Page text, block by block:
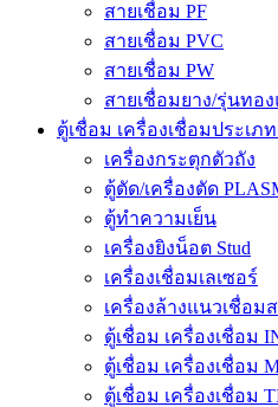
สายเชื่อม PF
สายเชื่อม PVC
สายเชื่อม PW
สายเชื่อมยาง/รุ่นทอง
ตู้เชื่อม เครื่องเชื่อมประเภ
เครื่องกระตุกตัวถัง
ตู้ตัด/เครื่องตัด
ตู้ทำความเย็น
เครื่องยิงน็อต Stud
เครื่องเชื่อมเลเซอร์
เครื่องล้างแนวเชื่อม
ตู้เชื่อม เครื่องเชื่อม
ตู้เชื่อม เครื่องเชื่อม
ตู้เชื่อม เครื่องเชื่อม